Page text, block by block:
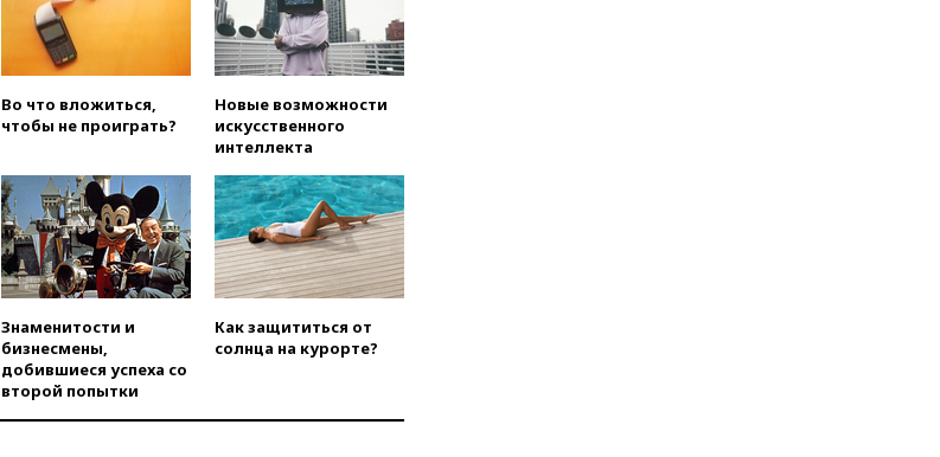
историка Артема Кирпиченка
арестовали в Израиле
вчера, 23:23«Спартак»
Кубке России
вчера, 23:00 Пост Дмитриева в
X о миграционном кризисе в
Сеуте набрал миллион
просмотров
вчера, 22:49Минпромторг:
банкротство «Кванта» не
означает прекращения
вчера, 22:35
Оренбургской области
Во что вложиться,
чтобы не проиграть?
Новые возможности
искусственного
интеллекта
Знаменитости и
бизнесмены,
добившиеся успеха со
второй попытки
Как защититься от
солнца на курорте?